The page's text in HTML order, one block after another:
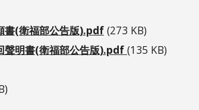
書(衛福部公告版).pdf(273 KB)
聲明書(衛福部公告版).pdf(135 KB)